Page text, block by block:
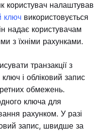
користувач налаштував
ключ використовується
надає користувачам
з їхніми рахунками.
транзакції з
і обліковий запис
обмежень.
ключа для
рахунком. У разі
запис, швидше за